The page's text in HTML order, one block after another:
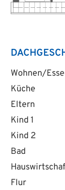
Wohnen/
Küche
Eltern
Kind 1
Kind 2
Bad
Flur